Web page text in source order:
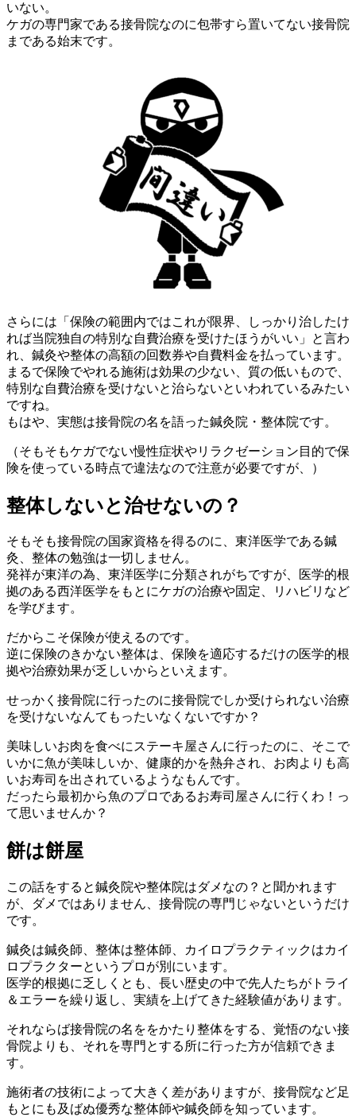
いない。
ケガの専門家である接骨院なのに包帯すら置いてない接骨院
まである始末です。
さらには「保険の範囲内ではこれが限界、しっかり治したけ
れば当院独自の特別な自費治療を受けたほうがいい」と言わ
れ、鍼灸や整体の高額の回数券や自費料金を払っています。
まるで保険でやれる施術は効果の少ない、質の低いもので、
特別な自費治療を受けないと治らないといわれているみたい
ですね。
もはや、実態は接骨院の名を語った鍼灸院・整体院です。
（そもそもケガでない慢性症状やリラクゼーション目的で保
険を使っている時点で違法なので注意が必要ですが、）
整体しないと治せないの？
そもそも接骨院の国家資格を得るのに、東洋医学である鍼
灸、整体の勉強は一切しません。
発祥が東洋の為、東洋医学に分類されがちですが、医学的根
拠のある西洋医学をもとにケガの治療や固定、リハビリなど
を学びます。
だからこそ保険が使えるのです。
逆に保険のきかない整体は、保険を適応するだけの医学的根
拠や治療効果が乏しいからといえます。
せっかく接骨院に行ったのに接骨院でしか受けられない治療
を受けないなんてもったいなくないですか？
美味しいお肉を食べにステーキ屋さんに行ったのに、そこで
いかに魚が美味しいか、健康的かを熱弁され、お肉よりも高
いお寿司を出されているようなもんです。
だったら最初から魚のプロであるお寿司屋さんに行くわ！っ
て思いませんか？
餅は餅屋
この話をすると鍼灸院や整体院はダメなの？と聞かれます
が、ダメではありません、接骨院の専門じゃないというだけ
です。
鍼灸は鍼灸師、整体は整体師、カイロプラクティックはカイ
ロプラクターというプロが別にいます。
医学的根拠に乏しくとも、長い歴史の中で先人たちがトライ
＆エラーを繰り返し、実績を上げてきた経験値があります。
それならば接骨院の名ををかたり整体をする、覚悟のない接
骨院よりも、それを専門とする所に行った方が信頼できま
す。
施術者の技術によって大きく差がありますが、接骨院など足
もとにも及ばぬ優秀な整体師や鍼灸師を知っています。